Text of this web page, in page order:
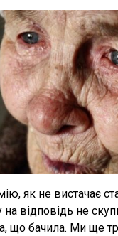
як не вистачає
відповідь не
що бачила. Ми ще